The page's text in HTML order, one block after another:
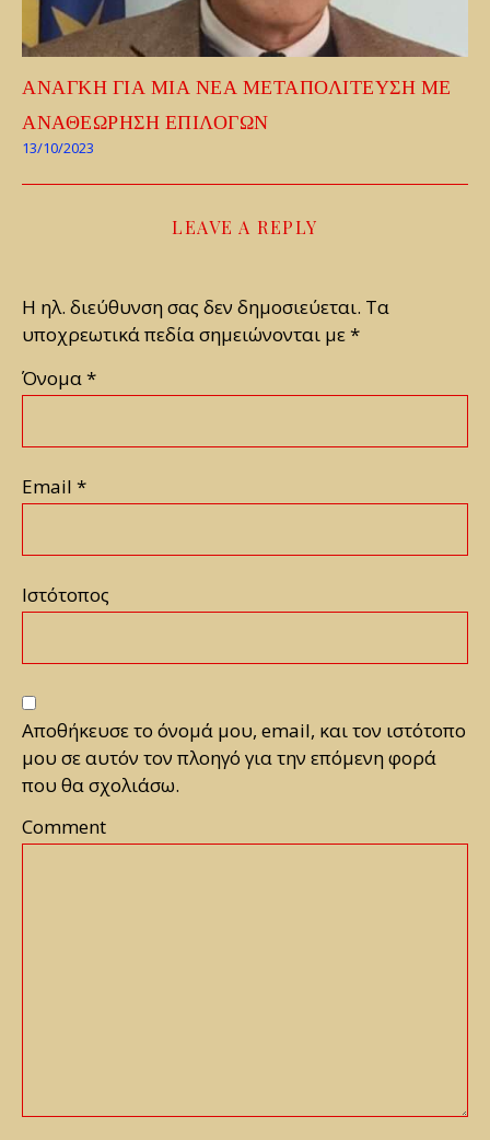
ΑΝΑΓΚΗ ΓΙΑ ΜΙΑ ΝΕΑ ΜΕΤΑΠΟΛΙΤΕΥΣΗ ΜΕ
ΑΝΑΘΕΩΡΗΣΗ ΕΠΙΛΟΓΩΝ
13/10/2023
LEAVE A REPLY
Η ηλ. διεύθυνση σας δεν δημοσιεύεται. Τα
υποχρεωτικά πεδία σημειώνονται με*
Όνομα*
Email *
Ιστότοπος
Αποθήκευσε το όνομά μου, email, και τον ιστότοπο
μου σε αυτόν τον πλοηγό για την επόμενη φορά
που θα σχολιάσω.
Comment